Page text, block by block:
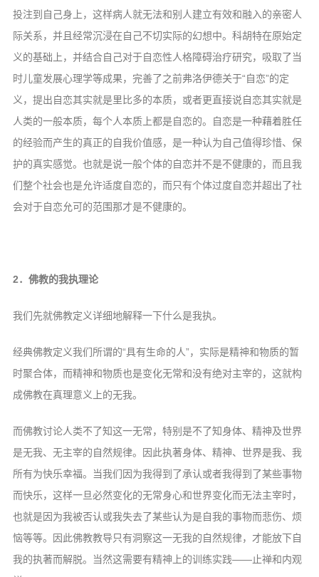
投注到自己身上，这样病人就无法和别人建立有效和融入的亲密人
际关系，并且经常沉浸在自己不切实际的幻想中。科胡特在原始定
义的基础上，并结合自己对于自恋性人格障碍治疗研究，吸取了当
时儿童发展心理学等成果，完善了之前弗洛伊德关于“自恋”的定
义，提出自恋其实就是里比多的本质，或者更直接说自恋其实就是
人类的一般本质，每个人本质上都是自恋的。自恋是一种藉着胜任
的经验而产生的真正的自我价值感，是一种认为自己值得珍惜、保
护的真实感觉。也就是说一般个体的自恋并不是不健康的，而且我
们整个社会也是允许适度自恋的，而只有个体过度自恋并超出了社
会对于自恋允可的范围那才是不健康的。
2．佛教的我执理论
我们先就佛教定义详细地解释一下什么是我执。
经典佛教定义我们所谓的“具有生命的人”，实际是精神和物质的暂
时聚合体，而精神和物质也是变化无常和没有绝对主宰的，这就构
成佛教在真理意义上的无我。
而佛教讨论人类不了知这一无常，特别是不了知身体、精神及世界
是无我、无主宰的自然规律。因此执著身体、精神、世界是我、我
所有为快乐幸福。当我们因为我得到了承认或者我得到了某些事物
而快乐，这样一旦必然变化的无常身心和世界变化而无法主宰时，
也就是因为我被否认或我失去了某些认为是自我的事物而悲伤、烦
恼等等。因此佛教教导只有洞察这一无我的自然规律，才能放下自
我的执著而解脱。当然这需要有精神上的训练实践——止禅和内观